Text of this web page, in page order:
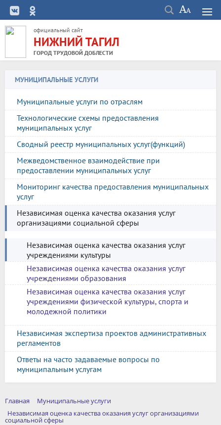
официальный сайт
НИЖНИЙ ТАГИЛ
ГОРОД ТРУДОВОЙ ДОБЛЕСТИ
МУНИЦИПАЛЬНЫЕ УСЛУГИ
Муниципальные услуги по отраслям
Технологические схемы предоставления
муниципальных услуг
Сводный реестр муниципальных услуг(функций)
Межведомственное взаимодействие при
предоставлении муниципальных услуг
Мониторинг качества предоставления муниципальных
услуг
Независимая оценка качества оказания услуг
организациями социальной сферы
Независимая оценка качества оказания услуг
учреждениями культуры
Независимая оценка качества оказания услуг
учреждениями образования
Независимая оценка качества оказания услуг
учреждениями физической культуры, спорта и
молодежной политики
Независимая экспертиза проектов административных
регламентов
Ответы на часто задаваемые вопросы по
муниципальным услугам
Главная
Муниципальные услуги
Независимая оценка качества оказания услуг организациями
социальной сферы